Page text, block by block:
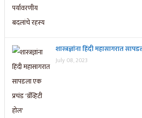
शास्त्रज्ञांना हिंदी महासागरात
July 08, 2023